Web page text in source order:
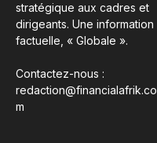
stratégique aux cadres et
dirigeants. Une information
factuelle, « Globale ».
Contactez-nous :
redaction@financialafrik.co
m